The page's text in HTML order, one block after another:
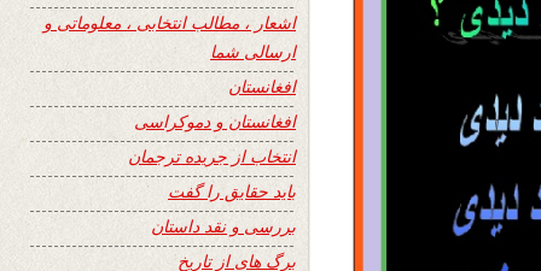
اشعار ، مطالب انتخابی ، معلوماتی و
ارسالی شما
افغانستان
افغانستان و دموکراسی
انتخاب از جریده ترجمان
باید حقایق را گفت
بررسی و نقد داستان
برگ های از تاریخ